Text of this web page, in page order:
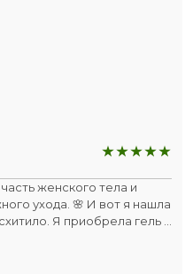
ежедневного ухода,
защиту на протяжении
что продукт создан
без
Пробиотики в составе
для меня
ежедневного применения.
защиту,
баланс и
любой ситуации.
этот гель станет
женского тела и
ухода. 🌸 И вот я нашла
Я приобрела гель с
ухода из коллекции
нового поколения с